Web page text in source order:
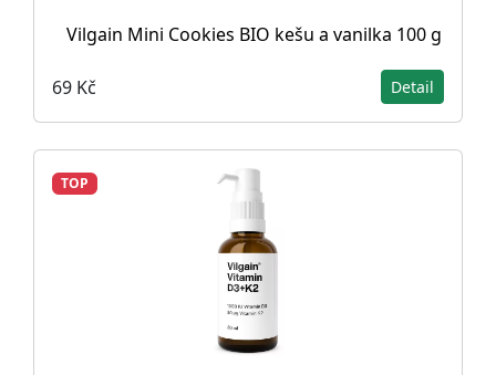
Vilgain Mini Cookies BIO kešu a vanilka 100 g
69 Kč Detail
TOP